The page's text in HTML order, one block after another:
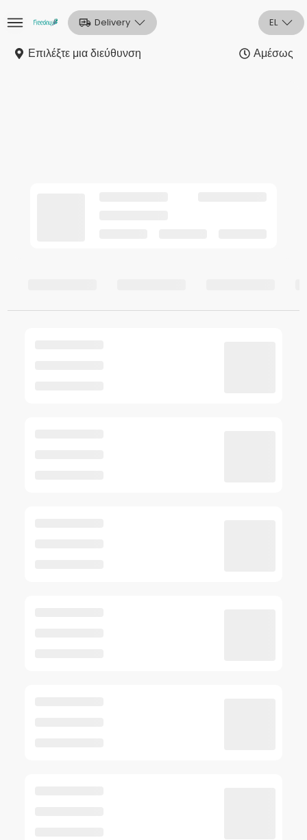
Αρχική
Delivery EL
Επιλέξτε μια διεύθυνση Αμέσως